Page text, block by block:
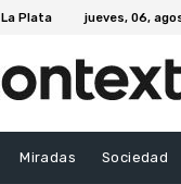
La Plata jueves, 06,
Miradas Sociedad